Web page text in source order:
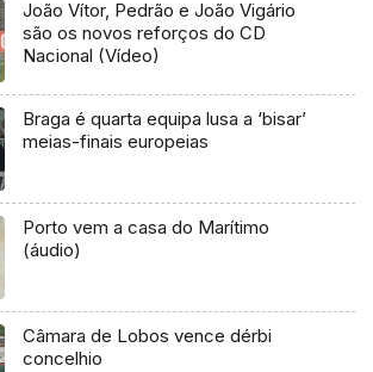
João Vítor, Pedrão e João Vigário
são os novos reforços do CD
Nacional (Vídeo)
Braga é quarta equipa lusa a ‘bisar’
meias-finais europeias
Porto vem a casa do Marítimo
(áudio)
Câmara de Lobos vence dérbi
concelhio